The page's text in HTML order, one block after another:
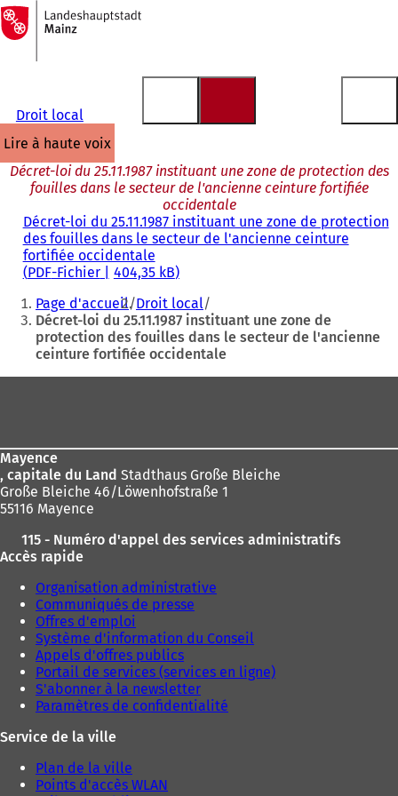
Accéder au contenu
Vers
la
page
d'accueil
Droit local
lire à haute voix
Décret-loi du 25.11.1987 instituant une zone de protection des
fouilles dans le secteur de l'ancienne ceinture fortifiée
occidentale
Décret-loi du 25.11.1987 instituant une zone de protection
des fouilles dans le secteur de l'ancienne ceinture
fortifiée occidentale
PDF-Fichier 404,35 kB
Vous
êtes
Page d'accueil Droit local
Décret-loi du 25.11.1987 instituant une zone de
protection des fouilles dans le secteur de l'ancienne
ceinture fortifiée occidentale
Mayence
, capitale du Land Stadthaus Große Bleiche
Große Bleiche 46/Löwenhofstraße 1
55116 Mayence
115 - Numéro d'appel des services administratifs
Accès rapide
Organisation administrative
Communiqués de presse
Offres d'emploi
Système d'information du Conseil
Appels d'offres publics
Portail de services (services en ligne)
S'abonner à la newsletter
Paramètres de confidentialité
Service de la ville
Plan de la ville
Points d'accès WLAN